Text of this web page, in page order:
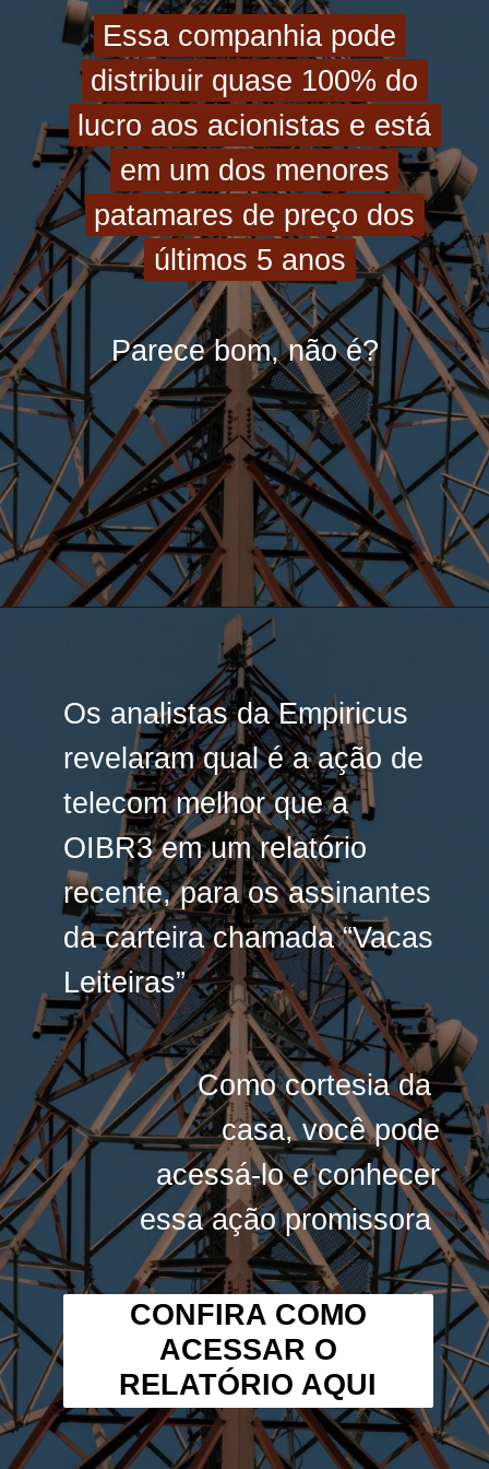
Essa companhia pode
distribuir quase 100% do
lucro aos acionistas e está
em um dos menores
patamares de preço dos
últimos 5 anos
Essa companhia pode
distribuir quase 100% do
lucro aos acionistas e está
em um dos menores
patamares de preço dos
últimos 5 anos
Parece bom, não é?
Parece bom, não é?
Os analistas da Empiricus
revelaram qual é a ação de
telecom melhor que a
OIBR3 em um relatório
recente, para os assinantes
da carteira chamada “Vacas
Leiteiras”
Os analistas da Empiricus
revelaram qual é a ação de
telecom melhor que a
OIBR3 em um relatório
recente, para os assinantes
da carteira chamada “Vacas
Leiteiras”
Como cortesia da
casa, você pode
acessá-lo e conhecer
essa ação promissora
Como cortesia da
casa, você pode
acessá-lo e conhecer
essa ação promissora
CONFIRA COMO
ACESSAR O
RELATÓRIO AQUI